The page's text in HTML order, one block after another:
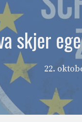
skjer
22.